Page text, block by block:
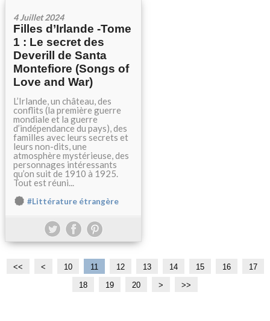
4 Juillet 2024
Filles d’Irlande -Tome
1 : Le secret des
Deverill de Santa
Montefiore (Songs of
Love and War)
L’Irlande, un château, des
conflits (la première guerre
mondiale et la guerre
d’indépendance du pays), des
familles avec leurs secrets et
leurs non-dits, une
atmosphère mystérieuse, des
personnages intéressants
qu’on suit de 1910 à 1925.
Tout est réuni...
#Littérature étrangère
<< < 10 11 12 13 14 15 16
17
18
19 20
3
4
5
> >>